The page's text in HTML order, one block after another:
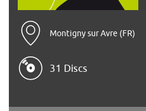
Montigny sur Avre (FR)
31 Discs